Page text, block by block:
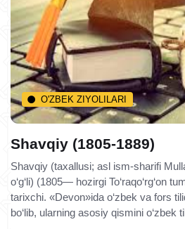
O'ZBEK ZIYOLILARI
Shavqiy (1805-1889)
Shavqiy (taxallusi; asl ism-sharifi
o‘g‘li) (1805— hozirgi To‘raqo‘rg‘on
tarixchi. «Devon»ida o‘zbek va fors
bo‘lib, ularning asosiy qismini o‘zbek